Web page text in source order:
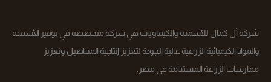
شركة آل كمال للأسمدة والكيماويات هي شركة متخصصة في توفير الأسمدة
والمواد الكيميائية الزراعية عالية الجودة لتعزيز إنتاجية المحاصيل وتعزيز
ممارسات الزراعة المستدامة في مصر.